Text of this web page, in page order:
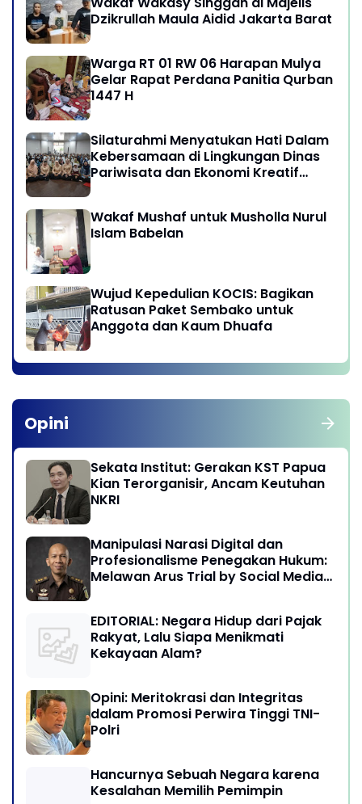
Dzikrullah Maula Aidid Jakarta Barat
Warga RT 01 RW 06 Harapan Mulya
Gelar Rapat Perdana Panitia Qurban
1447 H
Silaturahmi Menyatukan Hati Dalam
Kebersamaan di Lingkungan Dinas
Pariwisata dan Ekonomi Kreatif
Wakaf Mushaf untuk Musholla Nurul
Islam Babelan
Wujud Kepedulian KOCIS: Bagikan
Ratusan Paket Sembako untuk
Anggota dan Kaum Dhuafa
Opini
Sekata Institut: Gerakan KST Papua
Kian Terorganisir, Ancam Keutuhan
NKRI
Manipulasi Narasi Digital dan
Profesionalisme Penegakan Hukum:
Melawan Arus Trial by Social Media
EDITORIAL: Negara Hidup dari Pajak
Rakyat, Lalu Siapa Menikmati
Kekayaan Alam?
Opini: Meritokrasi dan Integritas
dalam Promosi Perwira Tinggi TNI-
Polri
Hancurnya Sebuah Negara karena
Kesalahan Memilih Pemimpin